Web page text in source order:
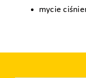
mycie